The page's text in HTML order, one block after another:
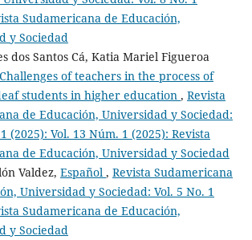
Sudamericana de Educación,
y Sociedad
dos Santos Cá, Katia Mariel Figueroa
Challenges of teachers in the process of
students in higher education , Revista
de Educación, Universidad y Sociedad:
(2025): Vol. 13 Núm. 1 (2025): Revista
de Educación, Universidad y Sociedad
Valdez, Español , Revista Sudamericana
Universidad y Sociedad: Vol. 5 No. 1
Sudamericana de Educación,
y Sociedad